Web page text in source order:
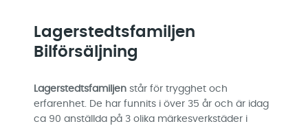
Lagerstedtsfamiljen
Bilförsäljning
Lagerstedtsfamiljen står för trygghet och
erfarenhet. De har funnits i över 35 år och är idag
ca 90 anställda på 3 olika märkesverkstäder i